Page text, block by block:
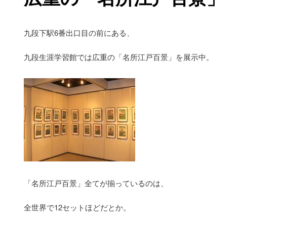
九段下駅6番出口目の前にある、
九段生涯学習館では広重の「名所江戸百景」を展示中。
「名所江戸百景」全てが揃っているのは、
全世界で12セットほどだとか。